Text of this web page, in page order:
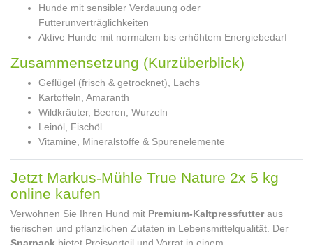
Hunde mit sensibler Verdauung oder
Futterunverträglichkeiten
Aktive Hunde mit normalem bis erhöhtem Energiebedarf
Zusammensetzung (Kurzüberblick)
Geflügel (frisch & getrocknet), Lachs
Kartoffeln, Amaranth
Wildkräuter, Beeren, Wurzeln
Leinöl, Fischöl
Vitamine, Mineralstoffe & Spurenelemente
Jetzt Markus-Mühle True Nature 2x 5 kg
online kaufen
Verwöhnen Sie Ihren Hund mit Premium-Kaltpressfutteraus
tierischen und pflanzlichen Zutaten in Lebensmittelqualität. Der
Sparpack bietet Preisvorteil und Vorrat in einem.